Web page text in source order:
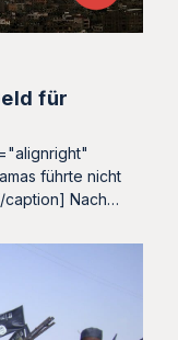
für
führte nicht
caption] Nach…